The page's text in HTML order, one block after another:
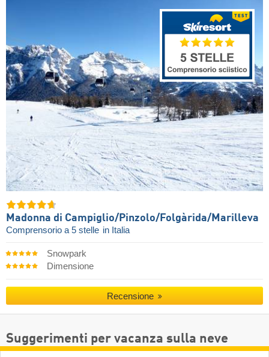
Madonna di Campiglio/​Pinzolo/​Folgàrida/​Marilleva
Comprensorio a 5 stelle in Italia
Snowpark
Dimensione
Recensione
Suggerimenti per vacanza sulla neve